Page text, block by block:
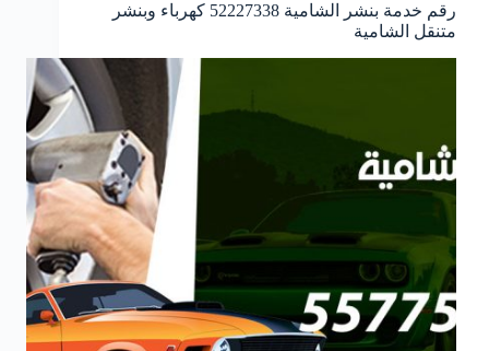
رقم خدمة بنشر الشامية 52227338 كهرباء وبنشر
متنقل الشامية